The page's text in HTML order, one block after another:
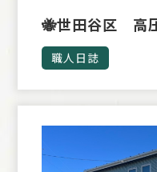
🐝世田谷区 高
職人日誌